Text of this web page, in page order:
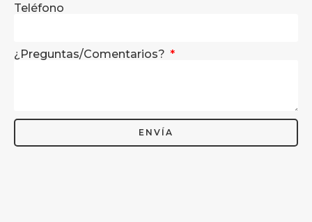
Teléfono
¿Preguntas/Comentarios?
ENVÍA